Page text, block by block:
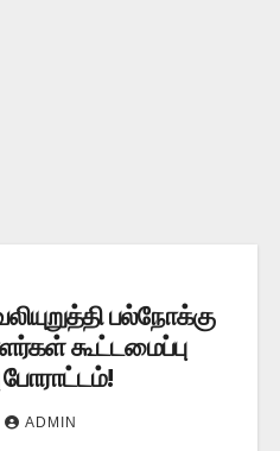
பல்நோக்கு
கூட்டமைப்பு
போராட்டம்!
ADMIN